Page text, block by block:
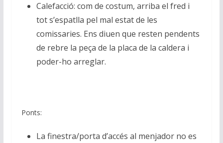
Calefacció: com de costum, arriba el fred i
tot s’espatlla pel mal estat de les
comissaries. Ens diuen que resten pendents
de rebre la peça de la placa de la caldera i
poder-ho arreglar.
Ponts:
La finestra/porta d’accés al menjador no es